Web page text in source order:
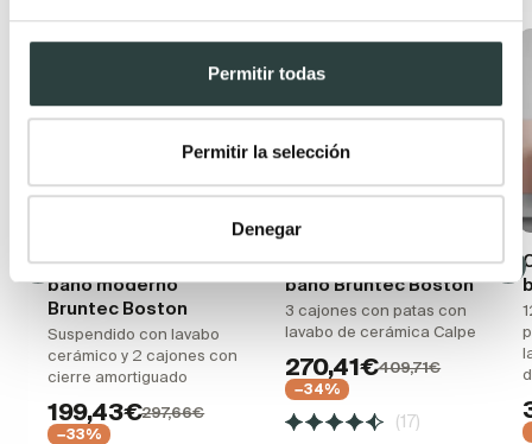
Permitir todas
Permitir la selección
Denegar
Conjunto mueble de
baño moderno
Bruntec Boston
Suspendido con lavabo
cerámico y 2 cajones con
cierre amortiguado
199,43€297,66€
−33%
Conjunto mueble de
baño Bruntec Boston
3 cajones con patas con
lavabo de cerámica Calpe
270,41€409,71€
−34%
(17)